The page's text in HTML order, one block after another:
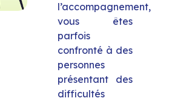
l’accompagnement,
vous êtes
parfois
confronté à des
personnes
présentant des
difficultés